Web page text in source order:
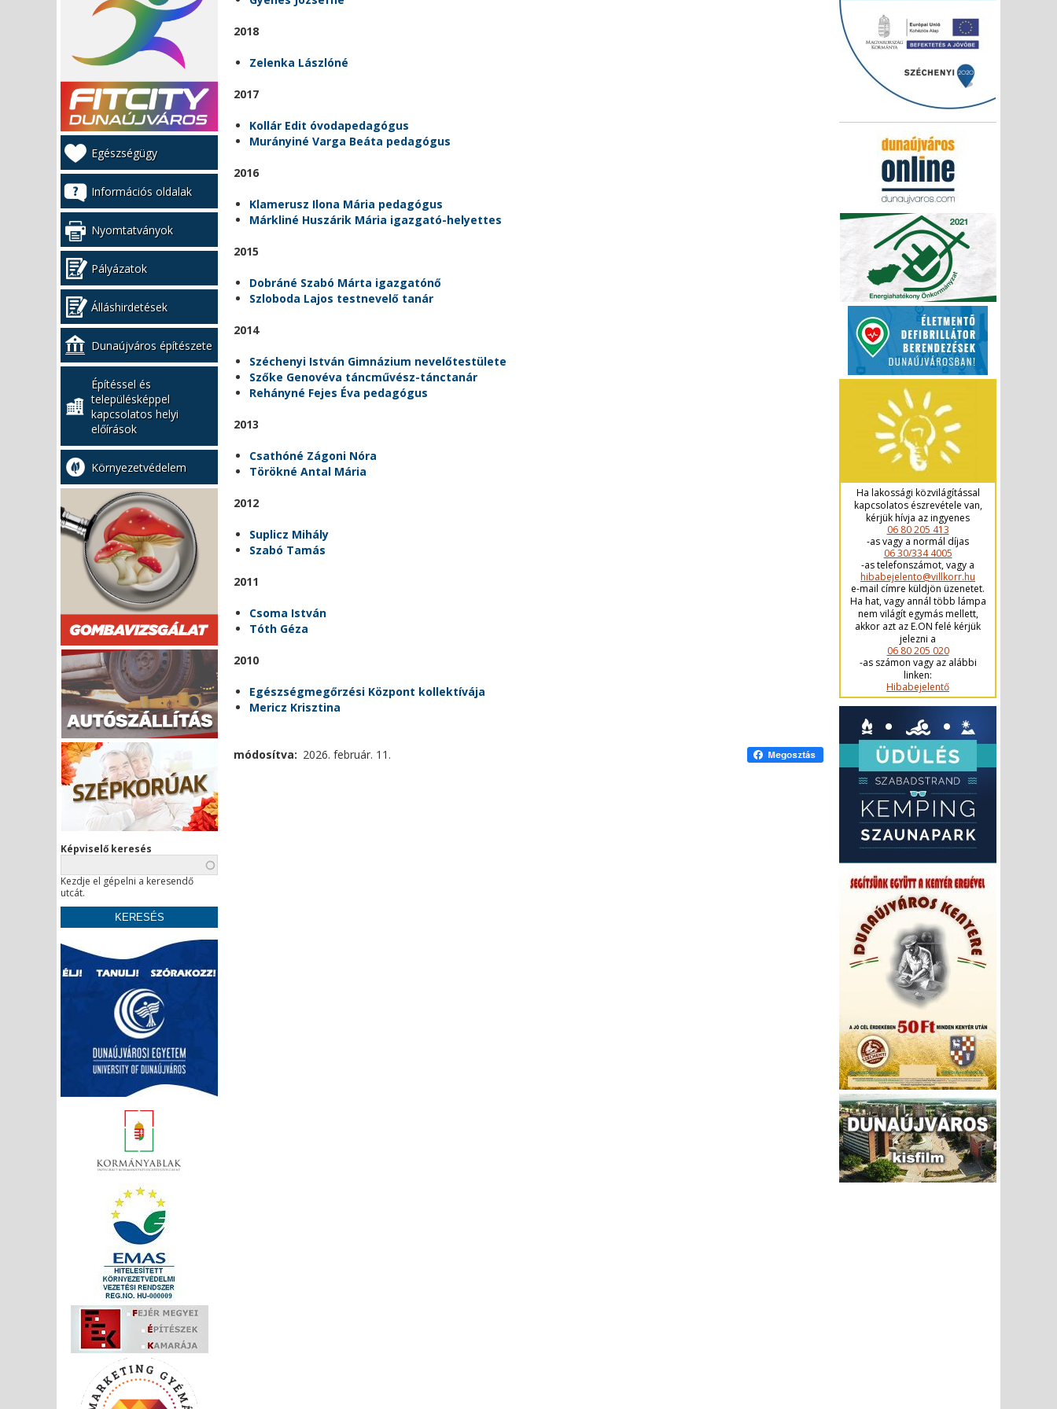
2018
Zelenka Lászlóné
2017
Kollár Edit óvodapedagógus
Murányiné Varga Beáta pedagógus
2016
Klamerusz Ilona Mária pedagógus
Márkliné Huszárik Mária igazgató-helyettes
2015
Dobráné Szabó Márta igazgatónő
Szloboda Lajos testnevelő tanár
2014
Széchenyi István Gimnázium nevelőtestülete
Szőke Genovéva táncművész-tánctanár
Rehányné Fejes Éva pedagógus
2013
Csathóné Zágoni Nóra
Törökné Antal Mária
2012
Suplicz Mihály
Szabó Tamás
2011
Csoma István
Tóth Géza
2010
Egészségmegőrzési Központ kollektívája
Mericz Krisztina
módosítva 2026. február. 11.
Kiemelt
bal
menü
Egészségügy
Információs oldalak
Nyomtatványok
Pályázatok
Álláshirdetések
Dunaújváros építészete
Építéssel és
településképpel
kapcsolatos helyi
előírások
Környezetvédelem
Képviselő keresés
Kezdje el gépelni a keresendő
utcát.
Ha lakossági közvilágítással
kapcsolatos észrevétele van,
kérjük hívja az ingyenes
06 80 205 413
-as vagy a normál díjas
06 30/334 4005
-as telefonszámot, vagy a
hibabejelento@villkorr.hu
e-mail címre küldjön üzenetet.
Ha hat, vagy annál több lámpa
nem világít egymás mellett,
akkor azt az E.ON felé kérjük
jelezni a
06 80 205 020
-as számon vagy az alábbi
linken:
Hibabejelentő